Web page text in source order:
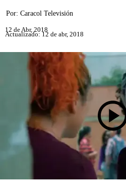
Por: Caracol Televisión
12 de Abr, 2018
Actualizado: 12 de abr, 2018